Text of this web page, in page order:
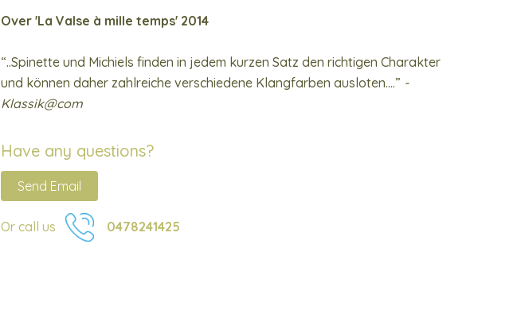
Over 'La Valse à mille temps' 2014
“..Spinette und Michiels finden in jedem kurzen Satz den richtigen Charakter
und können daher zahlreiche verschiedene Klangfarben ausloten….” -
Klassik@com
Have any questions?
Send Email
Or call us 0478241425